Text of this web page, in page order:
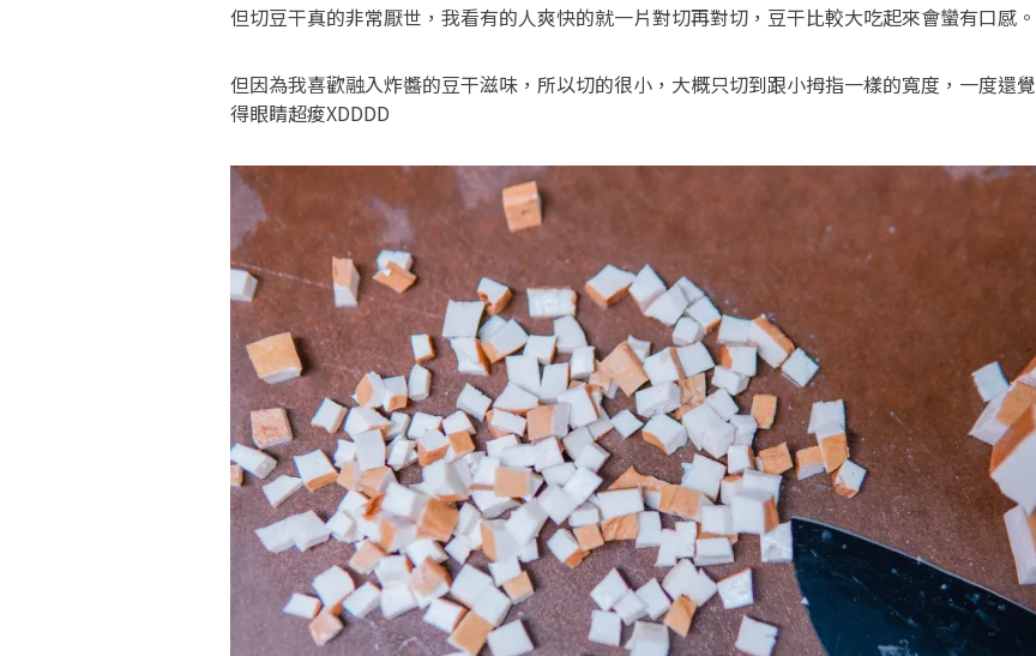
但切豆干真的非常厭世，我看有的人爽快的就一片對切再對切，豆干比較大吃起來會蠻有口感。
但因為我喜歡融入炸醬的豆干滋味，所以切的很小，大概只切到跟小拇指一樣的寬度，一度還覺
得眼睛超痠XDDDD